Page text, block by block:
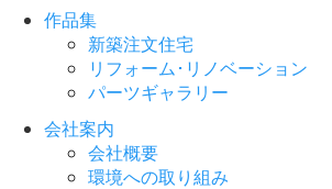
作品集
新築注文住宅
リフォーム･リノベーション
パーツギャラリー
会社案内
会社概要
環境への取り組み